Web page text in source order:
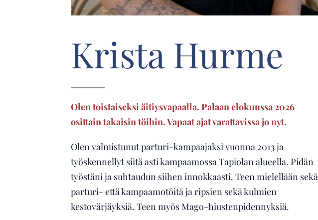
​Krista Hurme
Olen toistaiseksi äitiysvapaalla. Palaan elokuussa 2026
osittain takaisin töihin. Vapaat ajat varattavissa jo nyt.
Olen valmistunut parturi-kampaajaksi vuonna 2013 ja
työskennellyt siitä asti kampaamossa Tapiolan alueella. Pidän
työstäni ja suhtaudun siihen innokkaasti. Teen mielellään sekä
parturi- että kampaamotöitä ja ripsien sekä kulmien
kestovärjäyksiä. Teen myös Mago-hiustenpidennyksiä.